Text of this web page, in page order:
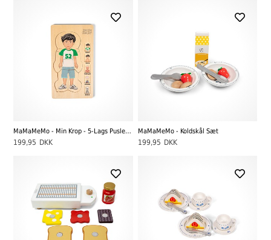
MaMaMeMo - Min Krop - 5-Lags Puslespil, Dreng
199,95 DKK
MaMaMeMo - Koldskål Sæt
199,95 DKK